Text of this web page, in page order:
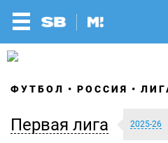
ФУТБОЛ РОССИЯ
Первая лига 2025-26